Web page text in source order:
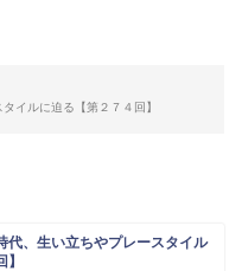
イルに迫る【第２７４回】
代、生い立ちやプレースタイル